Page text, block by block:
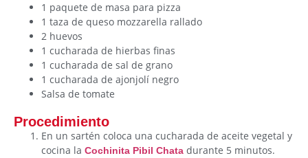
1 paquete de masa para pizza
1 taza de queso mozzarella rallado
2 huevos
1 cucharada de hierbas finas
1 cucharada de sal de grano
1 cucharada de ajonjolí negro
Salsa de tomate
Procedimiento
En un sartén coloca una cucharada de aceite vegetal y
cocina la Cochinita Pibil Chata durante 5 minutos.